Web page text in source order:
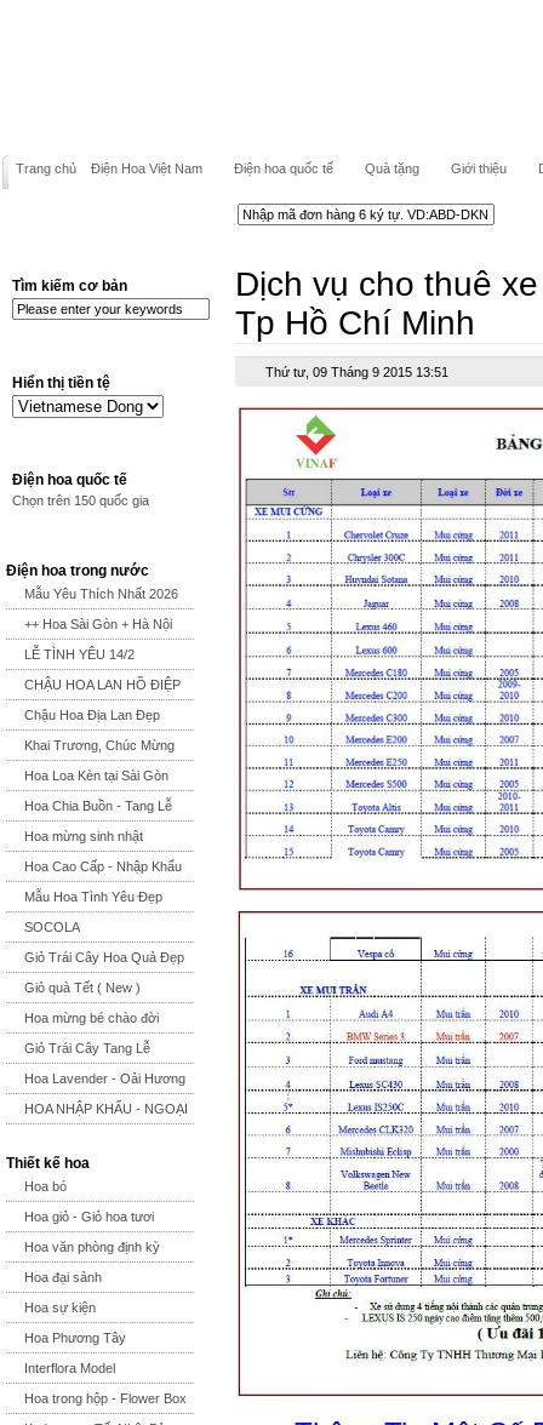
Trang chủ Điện Hoa Việt Nam Điện hoa quốc tế Quà tặng Giới thiệu
Tìm kiếm cơ bản
Hiển thị tiền tệ
Điện hoa quốc tế
Chọn trên 150 quốc gia
Điện hoa trong nước
Mẫu Yêu Thích Nhất 2026
++ Hoa Sài Gòn + Hà Nội
LỄ TÌNH YÊU 14/2
CHẬU HOA LAN HỒ ĐIỆP
Chậu Hoa Địa Lan Đẹp
Khai Trương, Chúc Mừng
Hoa Loa Kèn tại Sài Gòn
Hoa Chia Buồn - Tang Lễ
Hoa mừng sinh nhật
Hoa Cao Cấp - Nhập Khẩu
Mẫu Hoa Tình Yêu Đẹp
SOCOLA
Giỏ Trái Cây Hoa Quả Đẹp
Giỏ quà Tết ( New )
Hoa mừng bé chào đời
Giỏ Trái Cây Tang Lễ
Hoa Lavender - Oải Hương
HOA NHẬP KHẨU - NGOẠI
Thiết kế hoa
Hoa bó
Hoa giỏ - Giỏ hoa tươi
Hoa văn phòng định kỳ
Hoa đại sảnh
Hoa sự kiện
Hoa Phương Tây
Interflora Model
Hoa trong hộp - Flower Box
Dịch vụ cho thuê
Tp Hồ Chí Minh
Thứ tư, 09 Tháng 9 2015 13:51